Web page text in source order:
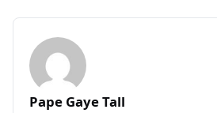
Pape Gaye Tall